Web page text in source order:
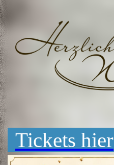
Tickets hier